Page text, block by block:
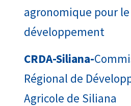
agronomique pour le
développement
CRDA-Siliana-
Régional de
Agricole de Siliana